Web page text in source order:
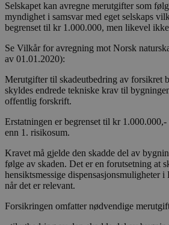
Selskapet kan avregne merutgifter som
myndighet i samsvar med eget selskaps
begrenset til kr 1.000.000, men likevel
Se Vilkår for avregning mot Norsk
av 01.01.2020):
Merutgifter til skadeutbedring av forsikret
skyldes endrede tekniske krav til
offentlig forskrift.
Erstatningen er begrenset til kr
enn 1. risikosum.
Kravet må gjelde den skadde del av
følge av skaden. Det er en forutsetning at
hensiktsmessige dispensasjonsmuligheter
når det er relevant.
Forsikringen omfatter nødvendige